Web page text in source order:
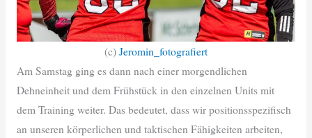
(c) Jeromin_fotografiert
Am Samstag ging es dann nach einer morgendlichen
Dehneinheit und dem Frühstück in den einzelnen Units mit
dem Training weiter. Das bedeutet, dass wir positionsspezifisch
an unseren körperlichen und taktischen Fähigkeiten arbeiten,